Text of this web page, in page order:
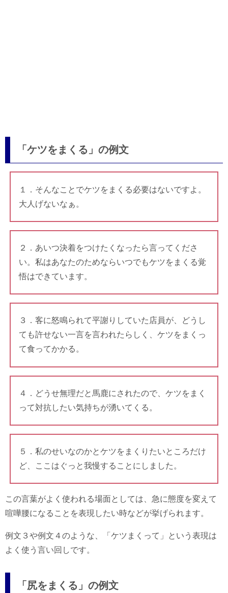
「ケツをまくる」の例文
１．そんなことでケツをまくる必要はないですよ。
大人げないなぁ。
２．あいつ決着をつけたくなったら言ってくださ
い。私はあなたのためならいつでもケツをまくる覚
悟はできています。
３．客に怒鳴られて平謝りしていた店員が、どうし
ても許せない一言を言われたらしく、ケツをまくっ
て食ってかかる。
４．どうせ無理だと馬鹿にされたので、ケツをまく
って対抗したい気持ちが湧いてくる。
５．私のせいなのかとケツをまくりたいところだけ
ど、ここはぐっと我慢することにしました。
この言葉がよく使われる場面としては、急に態度を変えて
喧嘩腰になることを表現したい時などが挙げられます。
例文３や例文４のような、「ケツまくって」という表現は
よく使う言い回しです。
「尻をまくる」の例文